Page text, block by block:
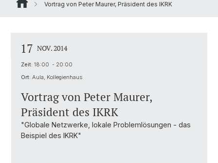
Vortrag von Peter Maurer, Präsident des IKRK
17 NOV. 2014
Zeit: 18:00 - 20:00
Ort: Aula, Kollegienhaus
Vortrag von Peter Maurer,
Präsident des IKRK
"Globale Netzwerke, lokale Problemlösungen - das
Beispiel des IKRK"